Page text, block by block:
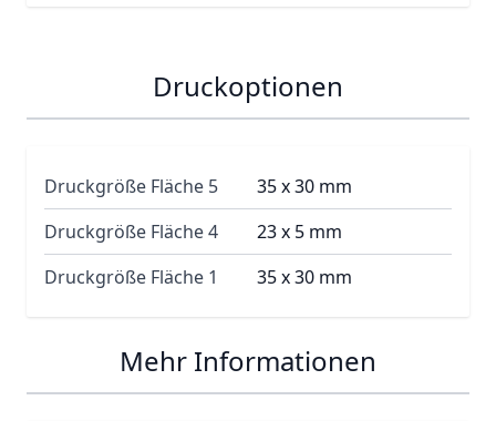
Druckoptionen
Druckgröße Fläche 5
35 x 30 mm
Druckgröße Fläche 4
23 x 5 mm
Druckgröße Fläche 1
35 x 30 mm
Mehr Informationen